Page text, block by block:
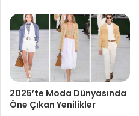
2025’te Moda Dünyasında
Öne Çıkan Yenilikler